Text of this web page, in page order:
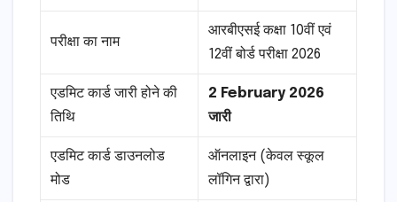
परीक्षा का नाम
आरबीएसई कक्षा 10वीं एवं
12वीं बोर्ड परीक्षा 2026
एडमिट कार्ड जारी होने की
तिथि
2 February 2026
जारी
एडमिट कार्ड डाउनलोड
मोड
ऑनलाइन (केवल स्कूल
लॉगिन द्वारा)